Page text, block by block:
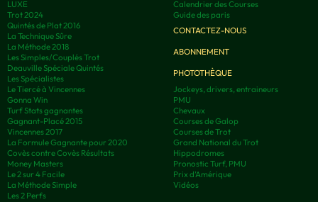
LUXE
Trot 2024
Quintés de Plat 2016
La Technique Sûre
La Méthode 2018
Les Simples/Couplés Trot
Deauville Spéciale Quintés
Les Spécialistes
Le Tiercé à Vincennes
Gonna Win
Turf Stats gagnantes
Gagnant-Placé 2015
Vincennes 2017
La Formule Gagnante pour 2020
Covès contre Covès Résultats
Money Masters
Le 2 sur 4 Facile
La Méthode Simple
Les 2 Perfs
Calendrier des Courses
Guide des paris
CONTACTEZ-NOUS
ABONNEMENT
PHOTOTHÈQUE
Jockeys, drivers, entraineurs
PMU
Chevaux
Courses de Galop
Courses de Trot
Grand National du Trot
Hippodromes
Pronostic Turf, PMU
Prix d’Amérique
Vidéos